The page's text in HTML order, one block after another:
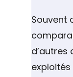
Souvent
d’autres